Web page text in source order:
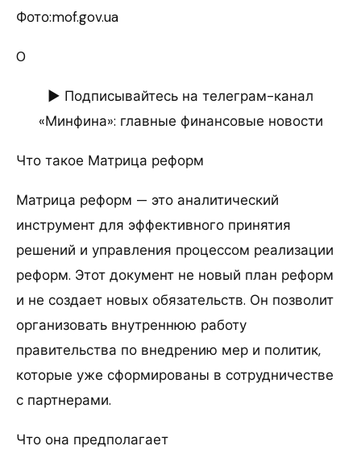
Фото:mof.gov.ua
0
► Подписывайтесь на телеграм-канал
«Минфина»: главные финансовые новости
Что такое Матрица реформ
Матрица реформ — это аналитический
инструмент для эффективного принятия
решений и управления процессом реализации
реформ. Этот документ не новый план реформ
и не создает новых обязательств. Он позволит
организовать внутреннюю работу
правительства по внедрению мер и политик,
которые уже сформированы в сотрудничестве
с партнерами.
Что она предполагает